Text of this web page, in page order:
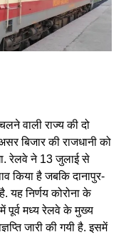
वाली राज्य की दो
बिजार की राजधानी को
रेलवे ने 13 जुलाई से
किया है जबकि दानापुर-
यह निर्णय कोरोना के
पूर्व मध्य रेलवे के मुख्य
जारी की गयी है. इसमें